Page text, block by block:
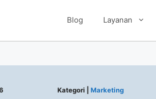
Blog Layanan
Kategori | Marketing